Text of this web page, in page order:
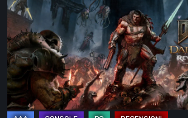
Dark
Ages
–
Revelations,
la
recensione
|